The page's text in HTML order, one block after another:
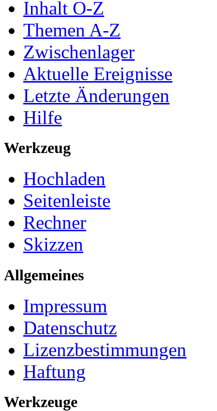
Inhalt O-Z
Themen A-Z
Zwischenlager
Aktuelle Ereignisse
Letzte Änderungen
Hilfe
Werkzeug
Hochladen
Seitenleiste
Rechner
Skizzen
Allgemeines
Impressum
Datenschutz
Lizenzbestimmungen
Haftung
Werkzeuge